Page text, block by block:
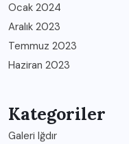
Ocak 2024
Aralık 2023
Temmuz 2023
Haziran 2023
Kategoriler
Galeri Iğdır